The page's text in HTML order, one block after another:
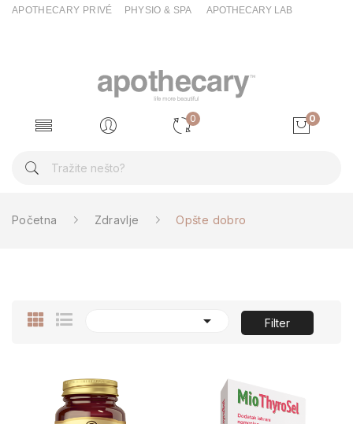
APOTHECARY PRIVÉ PHYSIO & SPA APOTHECARY LAB
0 0
Početna Zdravlje Opšte dobro
 Filter